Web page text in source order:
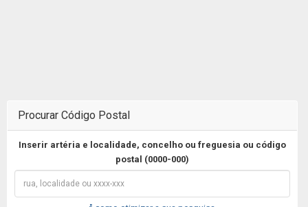
Procurar Código Postal
Inserir artéria e localidade, concelho ou freguesia ou código
postal (0000-000)